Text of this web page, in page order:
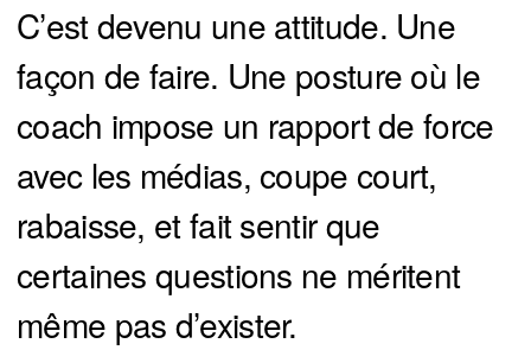
C’est devenu une attitude. Une
façon de faire. Une posture où le
coach impose un rapport de force
avec les médias, coupe court,
rabaisse, et fait sentir que
certaines questions ne méritent
même pas d’exister.